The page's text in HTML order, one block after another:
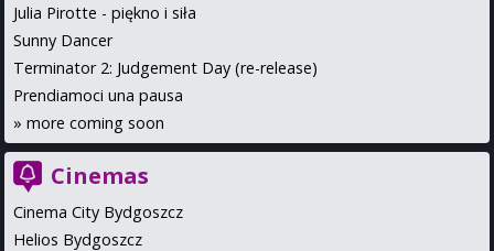
Julia Pirotte - piękno i siła
Sunny Dancer
Terminator 2: Judgement Day (re-release)
Prendiamoci una pausa
» more coming soon
Cinemas
Cinema City Bydgoszcz
Helios Bydgoszcz